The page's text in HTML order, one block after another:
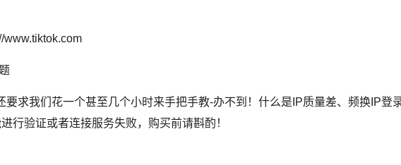
www.tiktok.com
求我们花一个甚至几个小时来手把手教-办不到！什么是IP质量差、频换IP
行验证或者连接服务失败，购买前请斟酌！